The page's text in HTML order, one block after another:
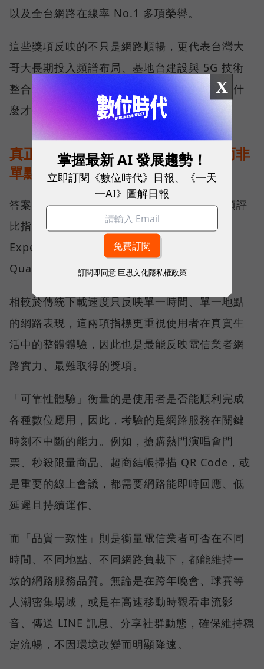
以及全台網路在線率 No.1 多項榮譽。
這些獎項反映的不只是網路順暢，更代表台灣大
哥大長期投入頻譜布局、基地台建設與 5G 技術
整合所累積的成果，也讓外界重新思考：究竟什
麼才是真正的好網路？
真正的好網路，比的是長期穩定、而非
單點測速
答案，就藏在 Opensignal 最具代表性的兩項評
比指標──可靠性體驗（Reliability
Experience）與品質一致性（Consistent
Quality）。
相較於傳統下載速度只反映單一時間、單一地點
的網路表現，這兩項指標更重視使用者在真實生
活中的整體體驗，因此也是最能反映電信業者網
路實力、最難取得的獎項。
「可靠性體驗」衡量的是使用者是否能順利完成
各種數位應用，因此，考驗的是網路服務在關鍵
時刻不中斷的能力。例如，搶購熱門演唱會門
票、秒殺限量商品、超商結帳掃描 QR Code，或
是重要的線上會議，都需要網路能即時回應、低
延遲且持續運作。
而「品質一致性」則是衡量電信業者可否在不同
時間、不同地點、不同網路負載下，都能維持一
致的網路服務品質。無論是在跨年晚會、球賽等
人潮密集場域，或是在高速移動時觀看串流影
音、傳送 LINE 訊息、分享社群動態，確保維持穩
定流暢，不因環境改變而明顯降速。
X
掌握最新 AI 發展趨勢！
立即訂閱《數位時代》日報、《一天
一AI》圖解日報
訂閱即同意 巨思文化隱私權政策